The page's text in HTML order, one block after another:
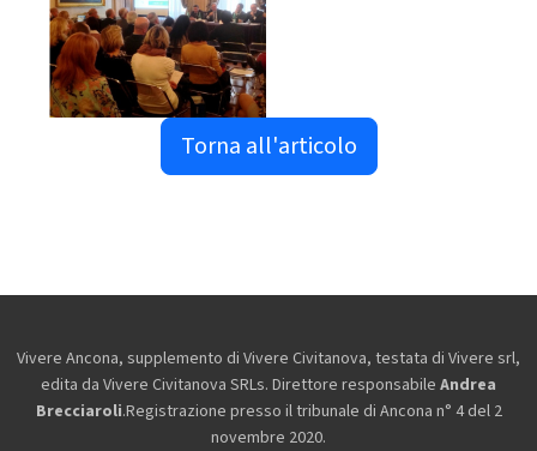
Torna all'articolo
Vivere Ancona, supplemento di Vivere Civitanova, testata di Vivere srl,
edita da Vivere Civitanova SRLs. Direttore responsabile Andrea
Brecciaroli.Registrazione presso il tribunale di Ancona n° 4 del 2
novembre 2020.